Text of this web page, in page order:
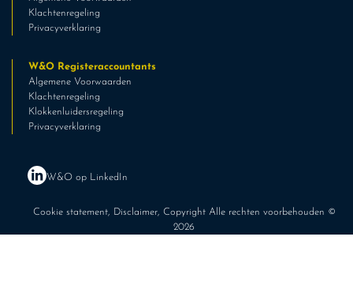
Klachtenregeling
Privacyverklaring
W&O Registeraccountants
Algemene Voorwaarden
Klachtenregeling
Klokkenluidersregeling
Privacyverklaring
W&O op LinkedIn
Cookie statement, Disclaimer, Copyright Alle rechten voorbehouden ©
2026